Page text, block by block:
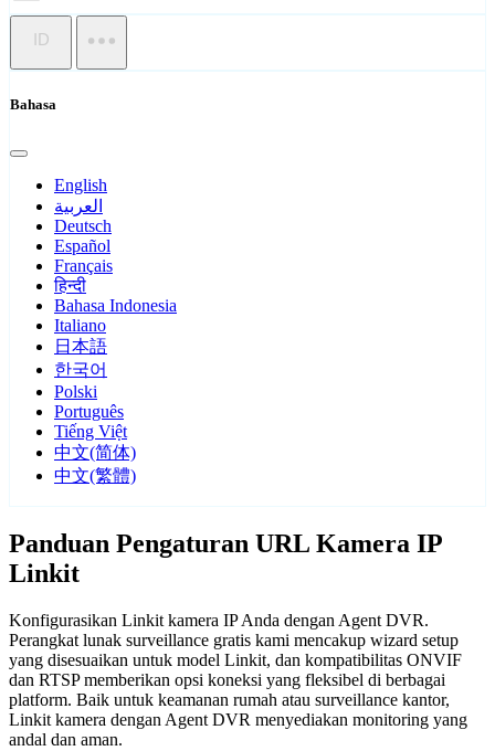
ID
Bahasa
English
العربية
Deutsch
Español
Français
हिन्दी
Bahasa Indonesia
Italiano
日本語
한국어
Polski
Português
Tiếng Việt
中文(简体)
中文(繁體)
Panduan Pengaturan URL Kamera IP
Linkit
Konfigurasikan Linkit kamera IP Anda dengan Agent DVR.
Perangkat lunak surveillance gratis kami mencakup wizard setup
yang disesuaikan untuk model Linkit, dan kompatibilitas ONVIF
dan RTSP memberikan opsi koneksi yang fleksibel di berbagai
platform. Baik untuk keamanan rumah atau surveillance kantor,
Linkit kamera dengan Agent DVR menyediakan monitoring yang
andal dan aman.